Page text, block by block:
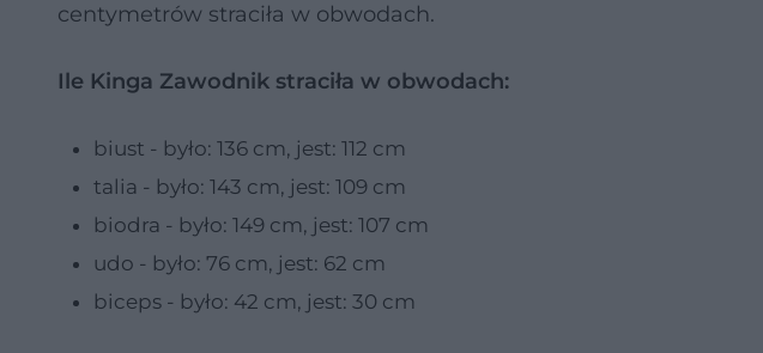
centymetrów straciła w obwodach.
Ile Kinga Zawodnik straciła w obwodach:
biust - było: 136 cm, jest: 112 cm
talia - było: 143 cm, jest: 109 cm
biodra - było: 149 cm, jest: 107 cm
udo - było: 76 cm, jest: 62 cm
biceps - było: 42 cm, jest: 30 cm